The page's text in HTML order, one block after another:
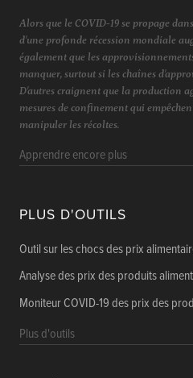
PLUS D'OUTILS
Outil sur les chocs des prix
Analyse des prix des produits
Moniteur COVID-19 des prix des
Plus d'outils
Alors que le COVID-19 se propage
d'une profonde récession mondiale
également que les
manquer, surtout si les chaînes
D'autres craignent que la production
mesures de confinement qui
manipuler les récoltes.
Apprendre encore plus